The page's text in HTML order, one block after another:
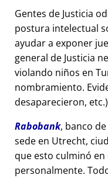
Gentes de Justicia
postura intelectual
ayudar a exponer
general de Justicia
violando niños en
nombramiento.
desaparecieron,
Rabobank, banco
sede en Utrecht,
que esto culminó
personalmente.